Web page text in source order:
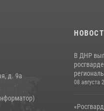
д. 9а
В ДНР
08 августа